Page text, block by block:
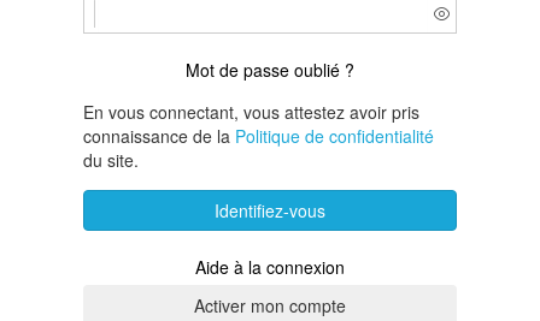
Mot de passe oublié ?
En vous connectant, vous attestez avoir pris
connaissance de la Politique de confidentialité
du site.
Identifiez-vous
Aide à la connexion